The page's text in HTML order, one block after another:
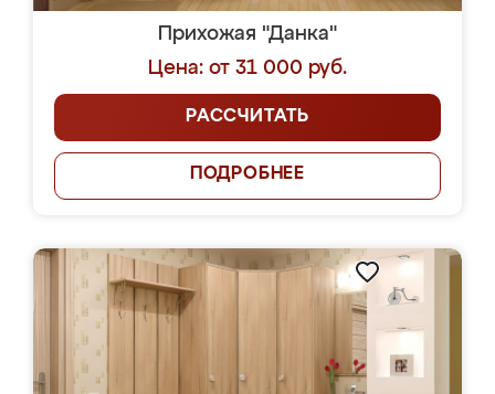
Прихожая "Данка"
Цена: от 31 000 руб.
РАССЧИТАТЬ
ПОДРОБНЕЕ